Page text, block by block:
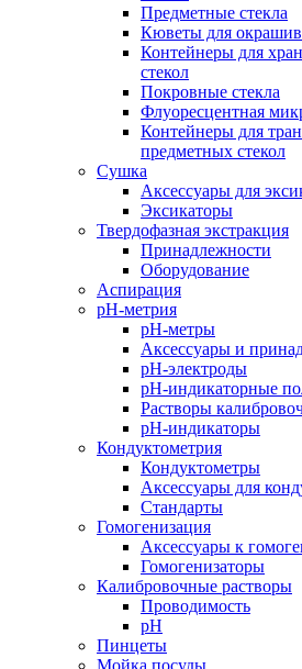
Предметные стекла
Кюветы для
Контейнеры для
стекол
Покровные стекла
Флуоресцентная
Контейнеры для
предметных стекол
Сушка
Аксессуары для
Эксикаторы
Твердофазная экстракция
Принадлежности
Оборудование
Аспирация
pH-метрия
pH-метры
Аксессуары и
pH-электроды
pH-индикаторные
Растворы
pH-индикаторы
Кондуктометрия
Кондуктометры
Аксессуары для
Стандарты
Гомогенизация
Аксессуары к
Гомогенизаторы
Калибровочные растворы
Проводимость
pH
Пинцеты
Мойка посуды